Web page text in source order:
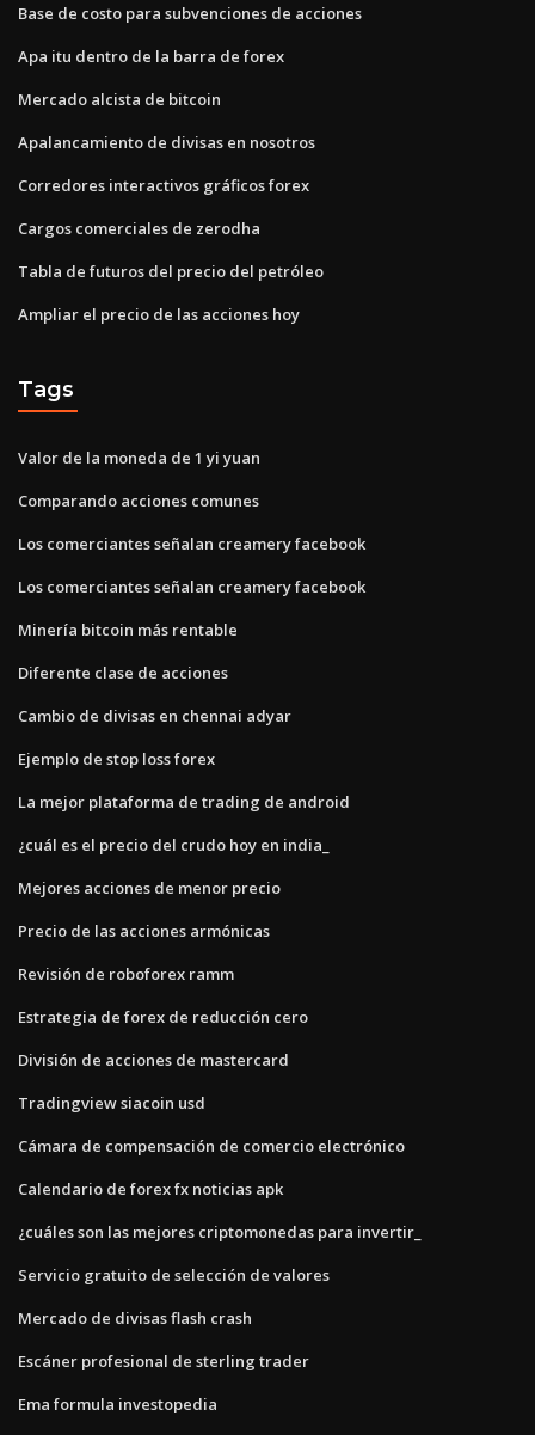
Base de costo para subvenciones de acciones
Apa itu dentro de la barra de forex
Mercado alcista de bitcoin
Apalancamiento de divisas en nosotros
Corredores interactivos gráficos forex
Cargos comerciales de zerodha
Tabla de futuros del precio del petróleo
Ampliar el precio de las acciones hoy
Tags
Valor de la moneda de 1 yi yuan
Comparando acciones comunes
Los comerciantes señalan creamery facebook
Los comerciantes señalan creamery facebook
Minería bitcoin más rentable
Diferente clase de acciones
Cambio de divisas en chennai adyar
Ejemplo de stop loss forex
La mejor plataforma de trading de android
¿cuál es el precio del crudo hoy en india_
Mejores acciones de menor precio
Precio de las acciones armónicas
Revisión de roboforex ramm
Estrategia de forex de reducción cero
División de acciones de mastercard
Tradingview siacoin usd
Cámara de compensación de comercio electrónico
Calendario de forex fx noticias apk
¿cuáles son las mejores criptomonedas para invertir_
Servicio gratuito de selección de valores
Mercado de divisas flash crash
Escáner profesional de sterling trader
Ema formula investopedia